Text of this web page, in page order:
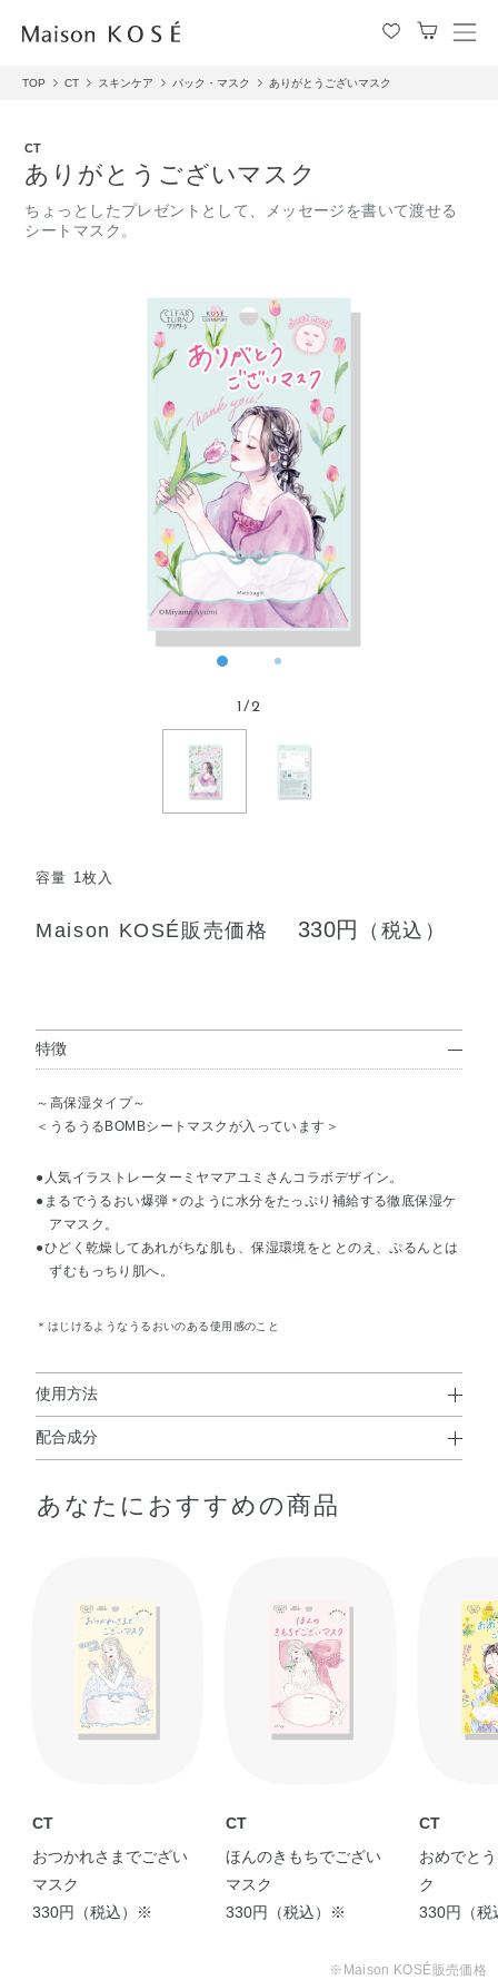
メ
TOP CT スキンケア パック・マスク ありがとうございマスク
CT
ありがとうございマスク
ちょっとしたプレゼントとして、メッセージを書いて渡せる
シートマスク。
1/2
容量 1枚入
Maison KOSÉ販売価格 330円 （税込）
特徴
～高保湿タイプ～
＜うるうるBOMBシートマスクが入っています＞
●人気イラストレーターミヤマアユミさんコラボデザイン。
●まるでうるおい爆弾 ＊ のように水分をたっぷり補給する徹底保湿ケ
アマスク。
●ひどく乾燥してあれがちな肌も、保湿環境をととのえ、ぷるんとは
ずむもっちり肌へ。
＊はじけるようなうるおいのある使用感のこと
使用方法
使用方法
せます。
配合成分
ス・グリシン・スイゼンジノリ多糖体・加水分解ヒアルロ
イソステアリン酸PEG－50水添ヒマシ油・カルボマー・シ
ロキクラゲ多糖体・トリエチルヘキサノイン・水酸化Na・
炭酸ジアルキル（C14，15）・フェノキシエタノール・香
あなたにおすすめの商品
CT
おつかれさまでござい
マスク
330円（税込）※
CT
ほんのきもちでござい
マスク
330円（税込）※
CT
おめでと
ク
330円（
※Maison KOSÉ販売価格